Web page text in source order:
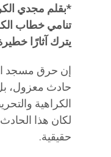
*بقلم مجدي
تنامي خطاب
يترك آثارًا
إن حرق مسجد
حادث معزول،
الكراهية
لكان هذا
حقيقية.